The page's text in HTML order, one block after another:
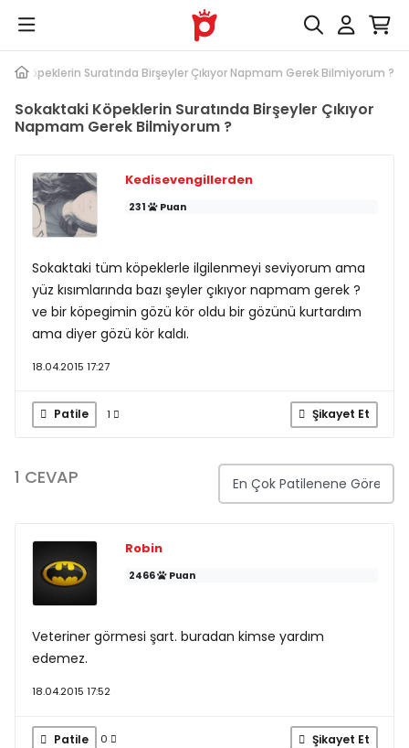
Köpeklerin Suratında Birşeyler Çıkıyor Napmam Gerek Bilmiyorum ?
Sokaktaki Köpeklerin Suratında Birşeyler Çıkıyor
Napmam Gerek Bilmiyorum ?
Kedisevengillerden
231 Puan
Sokaktaki tüm köpeklerle ilgilenmeyi seviyorum ama
yüz kısımlarında bazı şeyler çıkıyor napmam gerek ?
ve bir köpegimin gözü kör oldu bir gözünü kurtardım
ama diyer gözü kör kaldı.
18.04.2015 17:27
Patile 1 Şikayet Et
1 CEVAP
Robin
2466 Puan
Veteriner görmesi şart. buradan kimse yardım
edemez.
18.04.2015 17:52
Patile 0 Şikayet Et